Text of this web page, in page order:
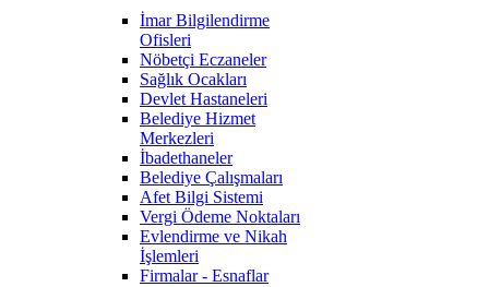
İmar Bilgilendirme
Ofisleri
Nöbetçi Eczaneler
Sağlık Ocakları
Devlet Hastaneleri
Belediye Hizmet
Merkezleri
İbadethaneler
Belediye Çalışmaları
Afet Bilgi Sistemi
Vergi Ödeme Noktaları
Evlendirme ve Nikah
İşlemleri
Firmalar - Esnaflar